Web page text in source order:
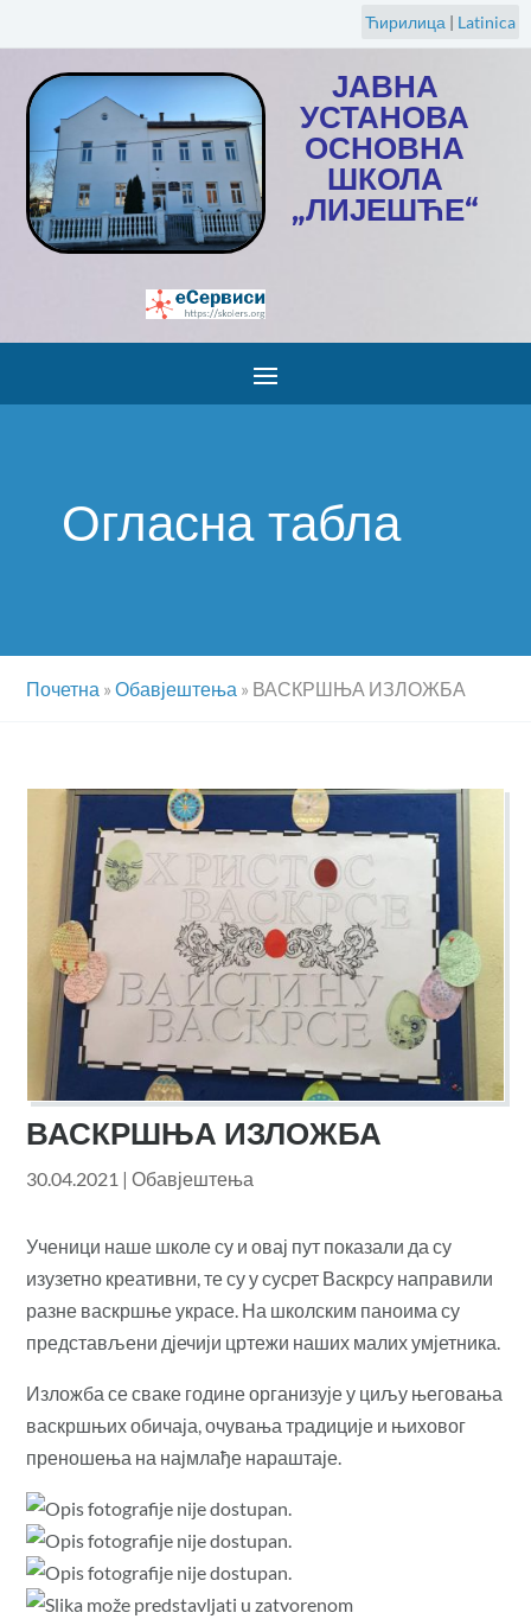
Ћирилица | Latinica
ЈАВНА
УСТАНОВА
ОСНОВНА
ШКОЛА
„ЛИЈЕШЋЕ“
Огласна табла
Почетна »Обавјештења » ВАСКРШЊА ИЗЛОЖБА
ВАСКРШЊА ИЗЛОЖБА
30.04.2021 |Обавјештења
Ученици наше школе су и овај пут показали да су
изузетно креативни, те су у сусрет Васкрсу направили
разне васкршње украсе. На школским паноима су
представљени дјечији цртежи наших малих умјетника.
Изложба се сваке године организује у циљу његовања
васкршњих обичаја, очувања традиције и њиховог
преношења на најмлађе нараштаје.